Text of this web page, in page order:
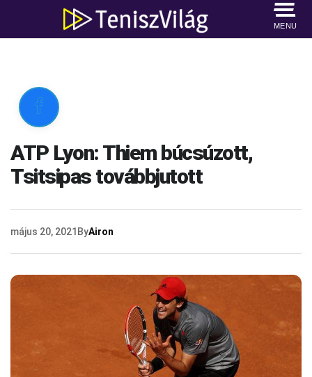
MENU

ATP Lyon: Thiem búcsúzott,
Tsitsipas továbbjutott
május 20, 2021 ByAiron